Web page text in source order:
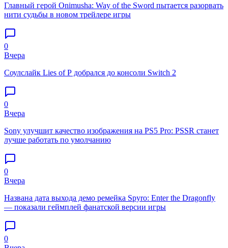
Главный герой Onimusha: Way of the Sword пытается разорвать
нити судьбы в новом трейлере игры
0
Вчера
Соулслайк Lies of P добрался до консоли Switch 2
0
Вчера
Sony улучшит качество изображения на PS5 Pro: PSSR станет
лучше работать по умолчанию
0
Вчера
Названа дата выхода демо ремейка Spyro: Enter the Dragonfly
— показали геймплей фанатской версии игры
0